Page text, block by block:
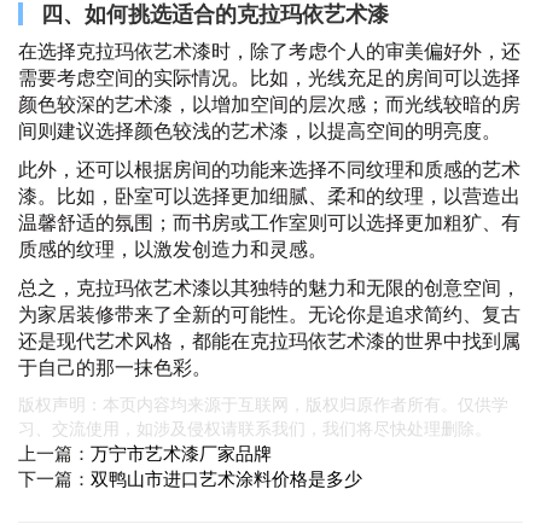
四、如何挑选适合的克拉玛依艺术漆
在选择克拉玛依艺术漆时，除了考虑个人的审美偏好外，还
需要考虑空间的实际情况。比如，光线充足的房间可以选择
颜色较深的艺术漆，以增加空间的层次感；而光线较暗的房
间则建议选择颜色较浅的艺术漆，以提高空间的明亮度。
此外，还可以根据房间的功能来选择不同纹理和质感的艺术
漆。比如，卧室可以选择更加细腻、柔和的纹理，以营造出
温馨舒适的氛围；而书房或工作室则可以选择更加粗犷、有
质感的纹理，以激发创造力和灵感。
总之，克拉玛依艺术漆以其独特的魅力和无限的创意空间，
为家居装修带来了全新的可能性。无论你是追求简约、复古
还是现代艺术风格，都能在克拉玛依艺术漆的世界中找到属
于自己的那一抹色彩。
版权声明：本页内容均来源于互联网，版权归原作者所有。仅供学
习、交流使用，如涉及侵权请联系我们，我们将尽快处理删除。
上一篇： 万宁市艺术漆厂家品牌
下一篇： 双鸭山市进口艺术涂料价格是多少